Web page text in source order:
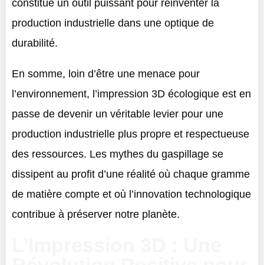
constitue un outil puissant pour réinventer la
production industrielle dans une optique de
durabilité.
En somme, loin d’être une menace pour
l’environnement, l’impression 3D écologique est en
passe de devenir un véritable levier pour une
production industrielle plus propre et respectueuse
des ressources. Les mythes du gaspillage se
dissipent au profit d’une réalité où chaque gramme
de matière compte et où l’innovation technologique
contribue à préserver notre planète.